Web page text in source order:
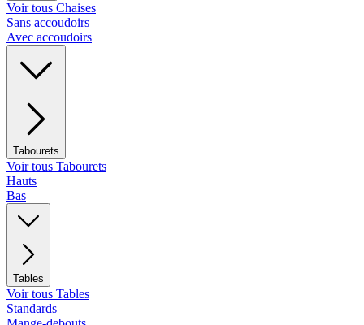
Voir tous Chaises
Sans accoudoirs
Avec accoudoirs
Tabourets
Voir tous Tabourets
Hauts
Bas
Tables
Voir tous Tables
Standards